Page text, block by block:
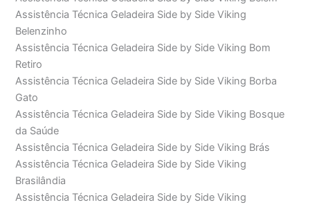
Assistência Técnica Geladeira Side by Side Viking
Belenzinho
Assistência Técnica Geladeira Side by Side Viking Bom
Retiro
Assistência Técnica Geladeira Side by Side Viking Borba
Gato
Assistência Técnica Geladeira Side by Side Viking Bosque
da Saúde
Assistência Técnica Geladeira Side by Side Viking Brás
Assistência Técnica Geladeira Side by Side Viking
Brasilândia
Assistência Técnica Geladeira Side by Side Viking